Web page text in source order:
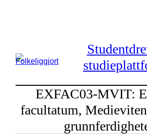
EXFAC03-MVIT:
facultatum,